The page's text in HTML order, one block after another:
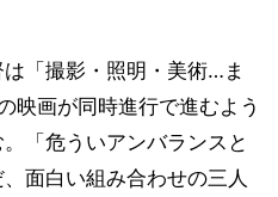
「撮影・照明・美術…ま
映画が同時進行で進むよう
「危ういアンバランスと
面白い組み合わせの三人